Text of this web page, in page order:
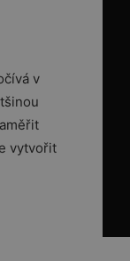
v
vytvořit